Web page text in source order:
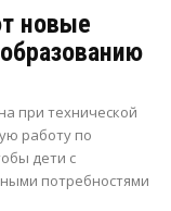
новые
при технической
работу по
дети с
потребностями